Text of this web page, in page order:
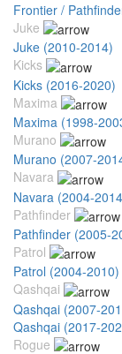
Frontier /
Juke
Juke (2010-2014)
Kicks
Kicks (2016-2020)
Maxima
Maxima (1998-
Murano
Murano (2007-
Navara
Navara (2004-
Pathfinder
Pathfinder (2005-
Patrol
Patrol (2004-2010)
Qashqai
Qashqai (2007-
Qashqai (2017-
Rogue